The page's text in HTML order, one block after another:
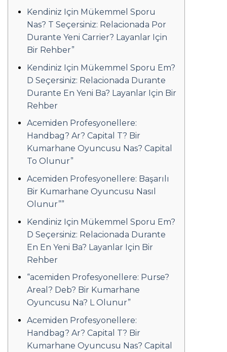
Kendiniz Için Mükemmel Sporu
Nas? T Seçersiniz: Relacionada Por
Durante Yeni Carrier? Layanlar Için
Bir Rehber”
Kendiniz Için Mükemmel Sporu Em?
D Seçersiniz: Relacionada Durante
Durante En Yeni Ba? Layanlar Için Bir
Rehber
Acemiden Profesyonellere:
Handbag? Ar? Capital T? Bir
Kumarhane Oyuncusu Nas? Capital
To Olunur”
Acemiden Profesyonellere: Başarılı
Bir Kumarhane Oyuncusu Nasıl
Olunur””
Kendiniz Için Mükemmel Sporu Em?
D Seçersiniz: Relacionada Durante
En En Yeni Ba? Layanlar Için Bir
Rehber
“acemiden Profesyonellere: Purse?
Areal? Deb? Bir Kumarhane
Oyuncusu Na? L Olunur”
Acemiden Profesyonellere:
Handbag? Ar? Capital T? Bir
Kumarhane Oyuncusu Nas? Capital